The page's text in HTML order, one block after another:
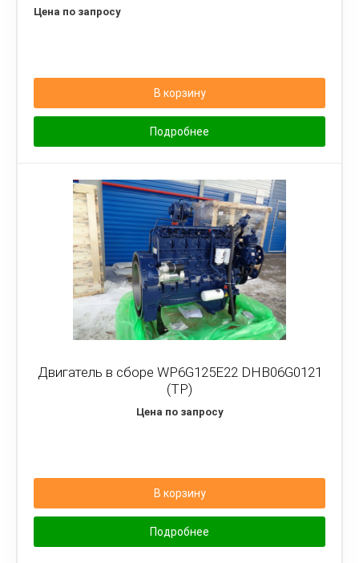
Цена по запросу
В корзину
Подробнее
Двигатель в сборе WP6G125E22 DHB06G0121
(TP)
Цена по запросу
В корзину
Подробнее